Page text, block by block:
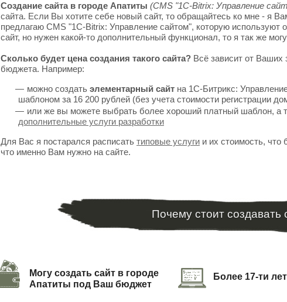
Создание сайта в городе Апатиты (CMS "1C-Bitrix: Управление
сайта. Если Вы хотите себе новый сайт, то обращайтесь ко мне - я
предлагаю CMS "1C-Bitrix: Управление сайтом", которую используют
сайт, но нужен какой-то дополнительный функционал, то я так же
Сколько будет цена создания такого сайта? Всё зависит от Ваших
бюджета. Например:
можно создать элементарный сайт на 1С-Битрикс:
шаблоном за 16 200 рублей (без учета стоимости регистрации
или же вы можете выбрать более хороший платный шаблон, а
дополнительные услуги разработки
Для Вас я постарался расписать типовые услуги и их стоимость,
что именно Вам нужно на сайте.
Почему стоит создавать
Могу создать сайт в городе
Апатиты под Ваш бюджет
Более 17-ти